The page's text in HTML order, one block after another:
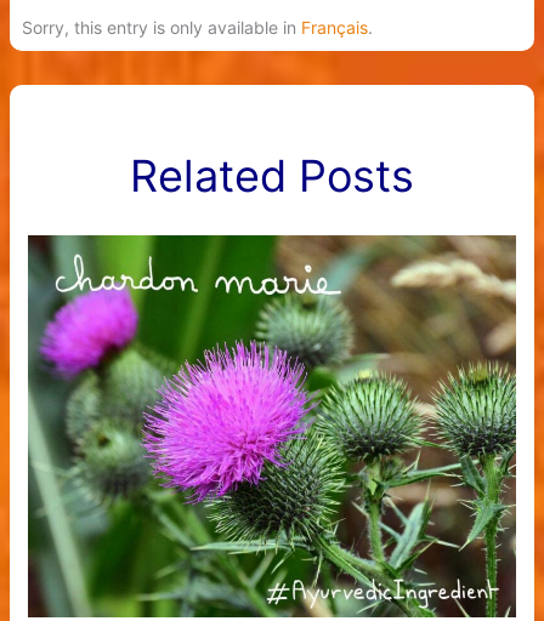
Sorry, this entry is only available in Français.
Related Posts